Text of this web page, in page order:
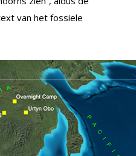
van het fossiele